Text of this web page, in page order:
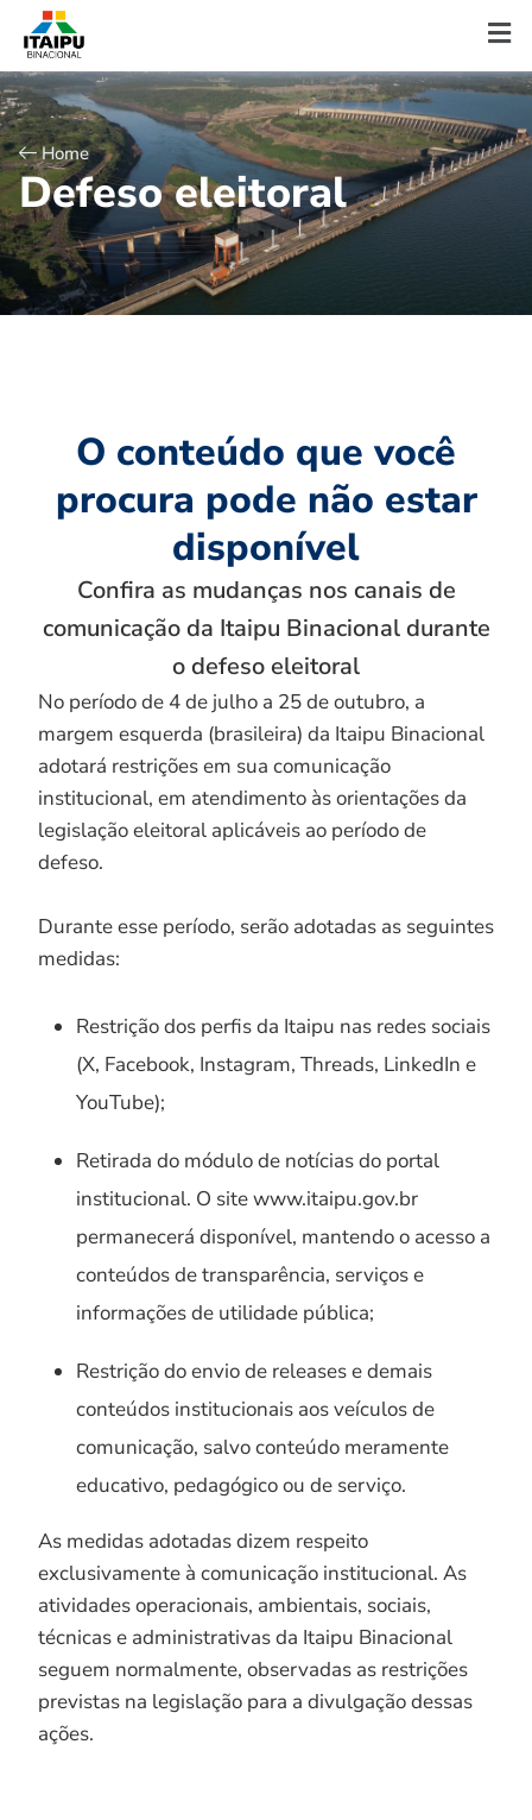
Home
Defeso eleitoral
O conteúdo que você
procura pode não estar
disponível
Confira as mudanças nos canais de
comunicação da Itaipu Binacional durante
o defeso eleitoral
No período de 4 de julho a 25 de outubro, a
margem esquerda (brasileira) da Itaipu Binacional
adotará restrições em sua comunicação
institucional, em atendimento às orientações da
legislação eleitoral aplicáveis ao período de
defeso.
Durante esse período, serão adotadas as seguintes
medidas:
Restrição dos perfis da Itaipu nas redes sociais
(X, Facebook, Instagram, Threads, LinkedIn e
YouTube);
Retirada do módulo de notícias do portal
institucional. O site www.itaipu.gov.br
permanecerá disponível, mantendo o acesso a
conteúdos de transparência, serviços e
informações de utilidade pública;
Restrição do envio de releases e demais
conteúdos institucionais aos veículos de
comunicação, salvo conteúdo meramente
educativo, pedagógico ou de serviço.
As medidas adotadas dizem respeito
exclusivamente à comunicação institucional. As
atividades operacionais, ambientais, sociais,
técnicas e administrativas da Itaipu Binacional
seguem normalmente, observadas as restrições
previstas na legislação para a divulgação dessas
ações.